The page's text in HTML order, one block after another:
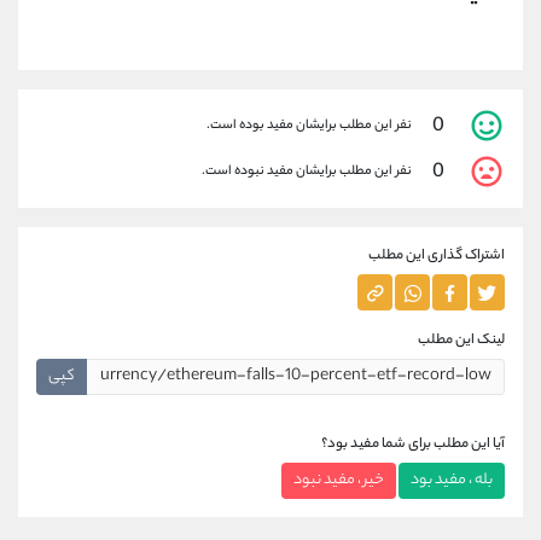
0 نفر این مطلب برایشان مفید بوده است.
0 نفر این مطلب برایشان مفید نبوده است.
اشتراک گذاری این مطلب
لینک این مطلب
کپی
آیا این مطلب برای شما مفید بود؟
بله ، مفید بود خیر ، مفید نبود